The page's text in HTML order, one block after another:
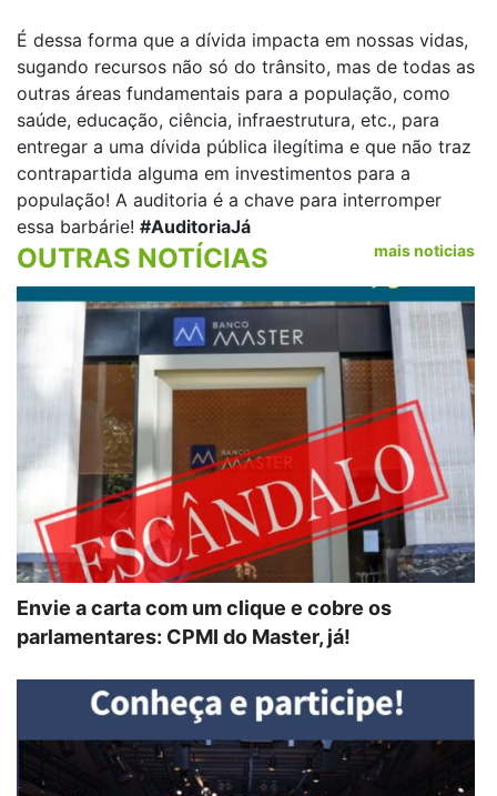
É dessa forma que a dívida impacta em nossas vidas,
sugando recursos não só do trânsito, mas de todas as
outras áreas fundamentais para a população, como
saúde, educação, ciência, infraestrutura, etc., para
entregar a uma dívida pública ilegítima e que não traz
contrapartida alguma em investimentos para a
população! A auditoria é a chave para interromper
essa barbárie! #AuditoriaJá
OUTRAS NOTÍCIAS mais noticias
Envie a carta com um clique e cobre os
parlamentares: CPMI do Master, já!